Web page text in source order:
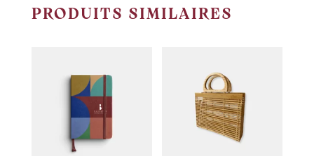
PRODUITS SIMILAIRES